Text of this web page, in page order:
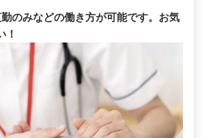
のみなどの働き方が可能です。お気
！